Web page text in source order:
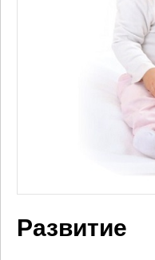
Развитие